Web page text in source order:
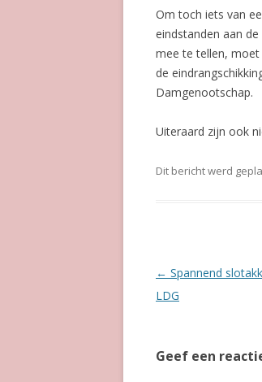
Om toch iets van
eindstanden aan
mee te tellen, moet
de
Damgenootschap.
Uiteraard zijn ook
Dit bericht werd
Berichtnavigatie
← Spannend
LDG
Geef een